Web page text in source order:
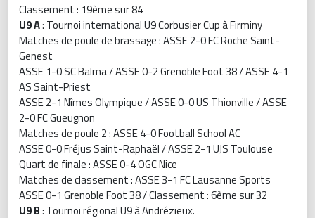
Classement : 19ème sur 84
U9 A: Tournoi international U9 Corbusier Cup à Firminy
Matches de poule de brassage : ASSE 2-0 FC Roche Saint-
Genest
ASSE 1-0 SC Balma / ASSE 0-2 Grenoble Foot 38 / ASSE 4-1
AS Saint-Priest
ASSE 2-1 Nîmes Olympique / ASSE 0-0 US Thionville / ASSE
2-0 FC Gueugnon
Matches de poule 2 : ASSE 4-0 Football School AC
ASSE 0-0 Fréjus Saint-Raphaël / ASSE 2-1 UJS Toulouse
Quart de finale : ASSE 0-4 OGC Nice
Matches de classement : ASSE 3-1 FC Lausanne Sports
ASSE 0-1 Grenoble Foot 38 / Classement : 6ème sur 32
U9 B: Tournoi régional U9 à Andrézieux.